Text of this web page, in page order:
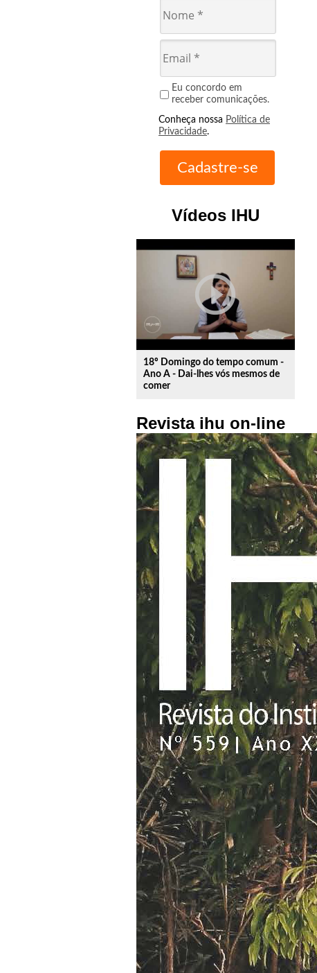
Eu concordo em
receber comunicações.
Conheça nossa Política de
Privacidade.
Vídeos IHU
play_circle_outline
18º Domingo do tempo comum -
Ano A - Dai-lhes vós mesmos de
comer
Revista ihu on-line